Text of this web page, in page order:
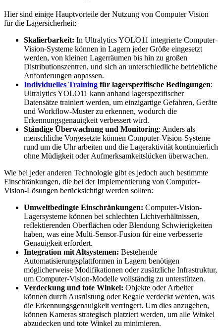
Hier sind einige Hauptvorteile der Nutzung von Computer Vision
für die Lagersicherheit:
Skalierbarkeit: In Ultralytics YOLO11 integrierte Computer-
Vision-Systeme können in Lagern jeder Größe eingesetzt
werden, von kleinen Lagerräumen bis hin zu großen
Distributionszentren, und sich an unterschiedliche betriebliche
Anforderungen anpassen.
Individuelles Training für lagerspezifische Bedingungen:
Ultralytics YOLO11 kann anhand lagerspezifischer
Datensätze trainiert werden, um einzigartige Gefahren, Geräte
und Workflow-Muster zu erkennen, wodurch die
Erkennungsgenauigkeit verbessert wird.
Ständige Überwachung und Monitoring: Anders als
menschliche Vorgesetzte können Computer-Vision-Systeme
rund um die Uhr arbeiten und die Lageraktivität kontinuierlich
ohne Müdigkeit oder Aufmerksamkeitslücken überwachen.
Wie bei jeder anderen Technologie gibt es jedoch auch bestimmte
Einschränkungen, die bei der Implementierung von Computer-
Vision-Lösungen berücksichtigt werden sollten:
Umweltbedingte Einschränkungen: Computer-Vision-
Lagersysteme können bei schlechten Lichtverhältnissen,
reflektierenden Oberflächen oder Blendung Schwierigkeiten
haben, was eine Multi-Sensor-Fusion für eine verbesserte
Genauigkeit erfordert.
Integration mit Altsystemen: Bestehende
Automatisierungsplattformen in Lagern benötigen
möglicherweise Modifikationen oder zusätzliche Infrastruktur,
um Computer-Vision-Modelle vollständig zu unterstützen.
Verdeckung und tote Winkel: Objekte oder Arbeiter
können durch Ausrüstung oder Regale verdeckt werden, was
die Erkennungsgenauigkeit verringert. Um dies anzugehen,
können Kameras strategisch platziert werden, um alle Winkel
abzudecken und tote Winkel zu minimieren.